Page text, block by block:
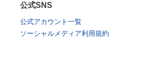
公式SNS
公式アカウント一覧
ソーシャルメディア利用規約